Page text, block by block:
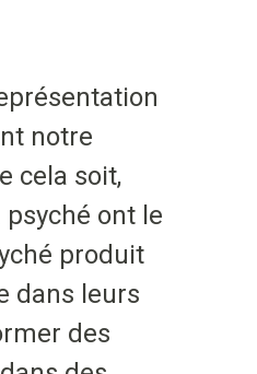
notre
cela soit,
ont le
produit
dans leurs
des